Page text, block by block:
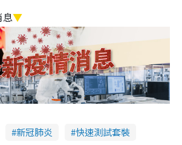
息▼
新冠肺炎
快速測試套裝